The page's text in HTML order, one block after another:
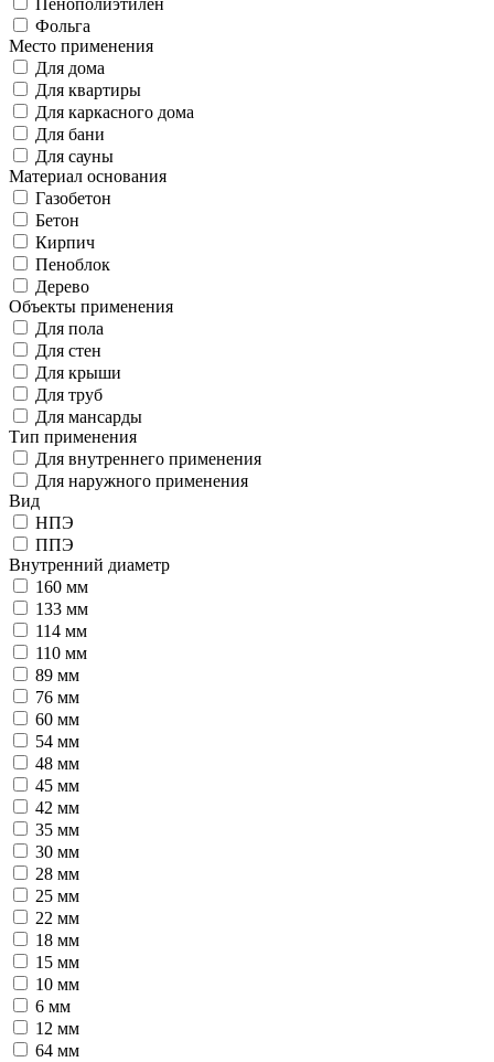
Пенополиэтилен
Фольга
Место применения
Для дома
Для квартиры
Для каркасного дома
Для бани
Для сауны
Материал основания
Газобетон
Бетон
Кирпич
Пеноблок
Дерево
Объекты применения
Для пола
Для стен
Для крыши
Для труб
Для мансарды
Тип применения
Для внутреннего применения
Для наружного применения
Вид
НПЭ
ППЭ
Внутренний диаметр
160 мм
133 мм
114 мм
110 мм
89 мм
76 мм
60 мм
54 мм
48 мм
45 мм
42 мм
35 мм
30 мм
28 мм
25 мм
22 мм
18 мм
15 мм
10 мм
6 мм
12 мм
64 мм